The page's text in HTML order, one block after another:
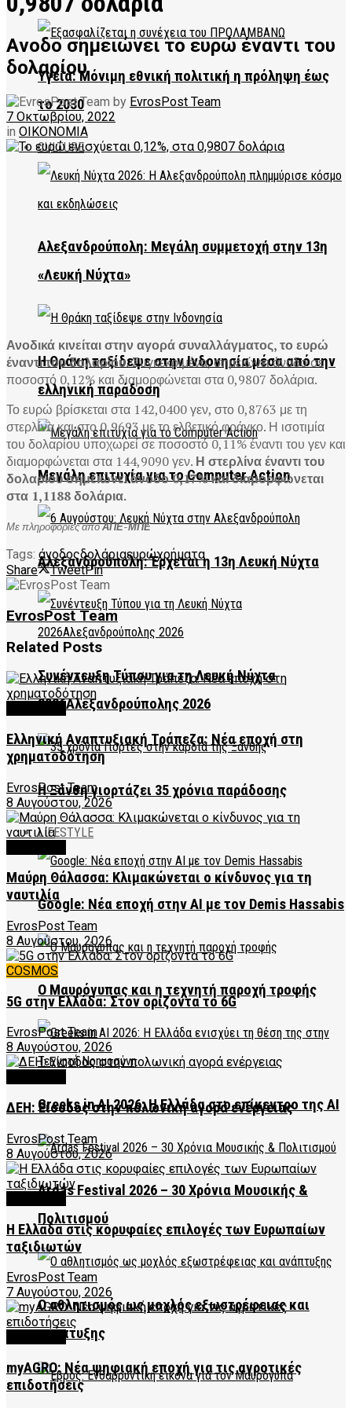
Υγεία: Μόνιμη εθνική πολιτική η πρόληψη έως
το 2030
CULTURE
Αλεξανδρούπολη: Μεγάλη συμμετοχή στην 13η
«Λευκή Νύχτα»
Η Θράκη ταξίδεψε στην Ινδονησία μέσα από την
ελληνική παράδοση
Μεγάλη επιτυχία για το Computer Action
Αλεξανδρούπολη: Έρχεται η 13η Λευκή Νύχτα
Συνέντευξη Τύπου για τη Λευκή Νύχτα
2026Αλεξανδρούπολης 2026
Η Ξάνθη γιορτάζει 35 χρόνια παράδοσης
LIFESTYLE
Google: Νέα εποχή στην AI με τον Demis Hassabis
Ο Μαυρόγυπας και η τεχνητή παροχή τροφής
Greeks in AI 2026: Η Ελλάδα στο επίκεντρο της AI
Ardas Festival 2026 – 30 Χρόνια Μουσικής &
Πολιτισμού
Ο αθλητισμός ως μοχλός εξωστρέφειας και
ανάπτυξης
Aνοδο σημειώνει το ευρώ έναντι του
δολαρίου
by EvrosPost Team
7 Οκτωβρίου, 2022
in ΟΙΚΟΝΟΜΙΑ
Ανοδικά κινείται στην αγορά συναλλάγματος, το ευρώ
έναντι του δολαρίου.Συγκεκριμένα, σημειώνει άνοδο σε
ποσοστό 0,12% και διαμορφώνεται στα 0,9807 δολάρια.
Το ευρώ βρίσκεται στα 142,0400 γεν, στο 0,8763 με τη
στερλίνα και στο 0,9693 με το ελβετικό φράγκο. Η ισοτιμία
του δολαρίου υποχωρεί σε ποσοστό 0,11% έναντι του γεν και
διαμορφώνεται στα 144,9090 γεν. Η στερλίνα έναντι του
δολαρίου σημειώνει άνοδο 0,17% και διαμορφώνεται
στα 1,1188 δολάρια.
Με πληροφορίες απόΑΠΕ-ΜΠΕ
Tags: άνοδοςδολάριαευρώχρήματα
Share
TweetPin
EvrosPost Team
Related Posts
Ελληνική Αναπτυξιακή Τράπεζα: Νέα εποχή στη
χρηματοδότηση
EvrosPost Team
8 Αυγούστου, 2026
Μαύρη Θάλασσα: Κλιμακώνεται ο κίνδυνος για τη
ναυτιλία
EvrosPost Team
8 Αυγούστου, 2026
COSMOS
5G στην Ελλάδα: Στον ορίζοντα το 6G
EvrosPost Team
8 Αυγούστου, 2026
ΔΕΗ: Είσοδος στην πολωνική αγορά ενέργειας
EvrosPost Team
8 Αυγούστου, 2026
Η Ελλάδα στις κορυφαίες επιλογές των Ευρωπαίων
ταξιδιωτών
EvrosPost Team
7 Αυγούστου, 2026
myAGRO: Νέα ψηφιακή εποχή για τις αγροτικές
επιδοτήσεις